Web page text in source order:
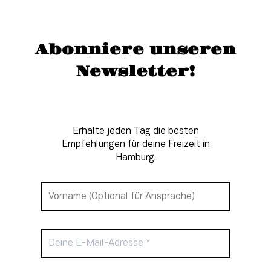
Abonniere unseren
Newsletter!
Erhalte jeden Tag die besten
Empfehlungen für deine Freizeit in
Hamburg.